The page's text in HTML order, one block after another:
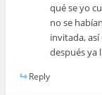
qué se yo
no se
invitada,
después ya
Reply